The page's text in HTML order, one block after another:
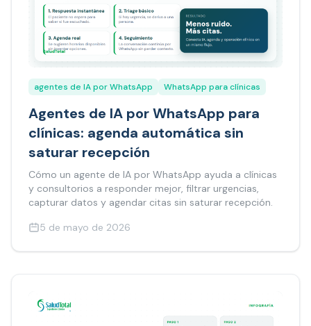
agentes de IA por WhatsApp WhatsApp para clínicas
Agentes de IA por WhatsApp para
clínicas: agenda automática sin
saturar recepción
Cómo un agente de IA por WhatsApp ayuda a clínicas
y consultorios a responder mejor, filtrar urgencias,
capturar datos y agendar citas sin saturar recepción.
5 de mayo de 2026